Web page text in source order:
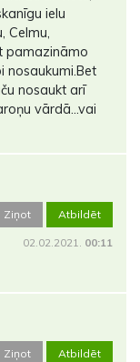
ielu
Celmu,
pamazināmo
nosaukumi.Bet
nosaukt arī
vārdā...vai
Ziņot Atbildēt
02.02.2021. 00:11
Ziņot Atbildēt